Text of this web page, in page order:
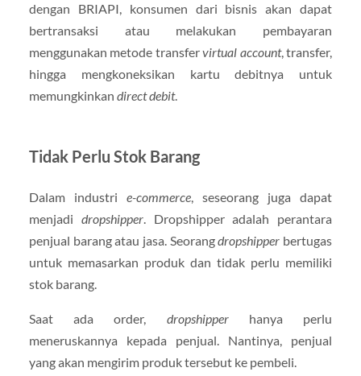
dengan BRIAPI, konsumen dari bisnis akan dapat
bertransaksi atau melakukan pembayaran
menggunakan metode transfervirtual account, transfer,
hingga mengkoneksikan kartu debitnya untuk
memungkinkan direct debit.
Tidak Perlu Stok Barang
Dalam industri e-commerce, seseorang juga dapat
menjadi dropshipper. Dropshipper adalah perantara
penjual barang atau jasa. Seorangdropshipper bertugas
untuk memasarkan produk dan tidak perlu memiliki
stok barang.
Saat ada order, dropshipperhanya perlu
meneruskannya kepada penjual. Nantinya, penjual
yang akan mengirim produk tersebut ke pembeli.